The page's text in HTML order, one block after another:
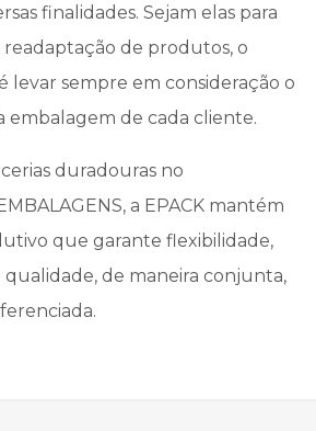
finalidades. Sejam elas para
de produtos, o
levar sempre em consideração o
embalagem de cada cliente.
duradouras no
a EPACK mantém
que garante flexibilidade,
de maneira conjunta,